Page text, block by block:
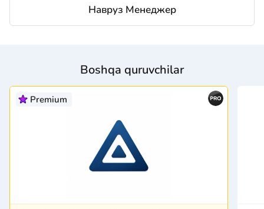
Навруз Менеджер
Boshqa quruvchilar
Premium